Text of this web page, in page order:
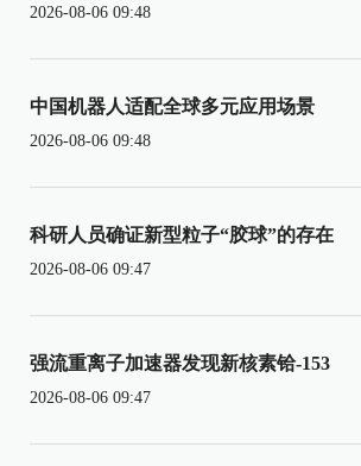
2026-08-06 09:48
中国机器人适配全球多元应用场景
2026-08-06 09:48
科研人员确证新型粒子“胶球”的存在
2026-08-06 09:47
强流重离子加速器发现新核素铪-153
2026-08-06 09:47